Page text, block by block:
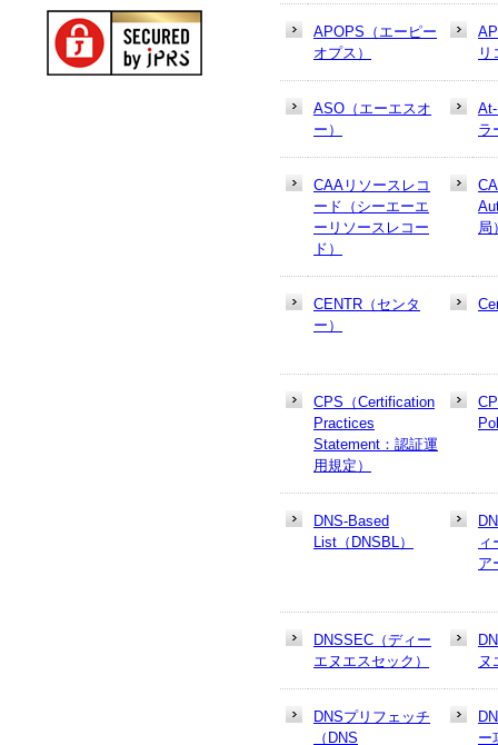
APOPS（エーピー
オプス）
リ
ASO（エーエスオ
ー）
ラ
CAAリソースレコ
ード（シーエーエ
ーリソースレコー
ド）
局
CENTR（センタ
ー）
CPS（Certification
Practices
Statement：認証運
用規定）
DNS-Based
List（DNSBL）
ィ
ア
DNSSEC（ディー
エヌエスセック）
ヌ
DNSプリフェッチ
（DNS
ー